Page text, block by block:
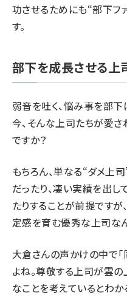
功させるためにも“部下フ
す。
部下を成長させる上
弱音を吐く、悩み事を部
今、そんな上司たちが愛
ですか？
もちろん、単なる“ダメ上
だったり、凄い実績を出し
たりすることが前提ですが
定感を育む優秀な上司な
大倉さんの声かけの中で「
よね。尊敬する上司が雲の
なことを考えているとわ